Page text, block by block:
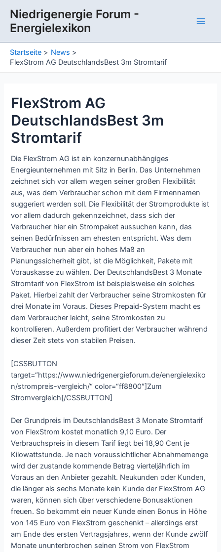
Inhalt
springen
Niedrigenergie Forum -
Energielexikon
Startseite
News
FlexStrom AG DeutschlandsBest 3m Stromtarif
FlexStrom AG
DeutschlandsBest 3m
Stromtarif
Die FlexStrom AG ist ein konzernunabhängiges
Energieunternehmen mit Sitz in Berlin. Das Unternehmen
zeichnet sich vor allem wegen seiner großen Flexibilität
aus, was dem Verbraucher schon mit dem Firmennamen
suggeriert werden soll. Die Flexibilität der Stromprodukte ist
vor allem dadurch gekennzeichnet, dass sich der
Verbraucher hier ein Strompaket aussuchen kann, das
seinen Bedürfnissen am ehesten entspricht. Was dem
Verbraucher nun aber ein hohes Maß an
Planungssicherheit gibt, ist die Möglichkeit, Pakete mit
Vorauskasse zu wählen. Der DeutschlandsBest 3 Monate
Stromtarif von FlexStrom ist beispielsweise ein solches
Paket. Hierbei zahlt der Verbraucher seine Stromkosten für
drei Monate im Voraus. Dieses Prepaid-System macht es
dem Verbraucher leicht, seine Stromkosten zu
kontrollieren. Außerdem profitiert der Verbraucher während
dieser Zeit stets von stabilen Preisen.
[CSSBUTTON
target=“https://www.niedrigenergieforum.de/energielexiko
n/strompreis-vergleich/“ color=“ff8800″]Zum
Stromvergleich[/CSSBUTTON]
Der Grundpreis im DeutschlandsBest 3 Monate Stromtarif
von FlexStrom kostet monatlich 9,10 Euro. Der
Verbrauchspreis in diesem Tarif liegt bei 18,90 Cent je
Kilowattstunde. Je nach voraussichtlicher Abnahmemenge
wird der zustande kommende Betrag vierteljährlich im
Voraus an den Anbieter gezahlt. Neukunden oder Kunden,
die länger als sechs Monate kein Kunde der FlexStrom AG
waren, können sich über verschiedene Bonusaktionen
freuen. So bekommt ein neuer Kunde einen Bonus in Höhe
von 145 Euro von FlexStrom geschenkt – allerdings erst
am Ende des ersten Vertragsjahres, wenn der Kunde zwölf
Monate ununterbrochen seinen Strom von FlexStrom